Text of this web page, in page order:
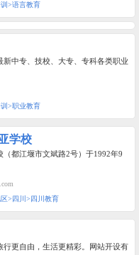
>语言教育
新中专、技校、大专、专科各类职业
>职业教育
学校
（都江堰市文斌路2号）于1992年9
>四川>四川教育
行更自由，生活更精彩。网站开设有